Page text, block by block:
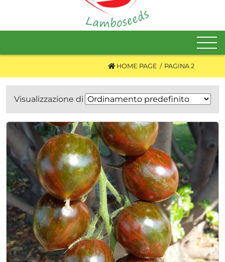
HOME PAGE PAGINA 2
Visualizzazione di 17-32 di 34 risultati